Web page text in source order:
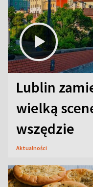
Lublin
wielką
wszędzie
Aktualności